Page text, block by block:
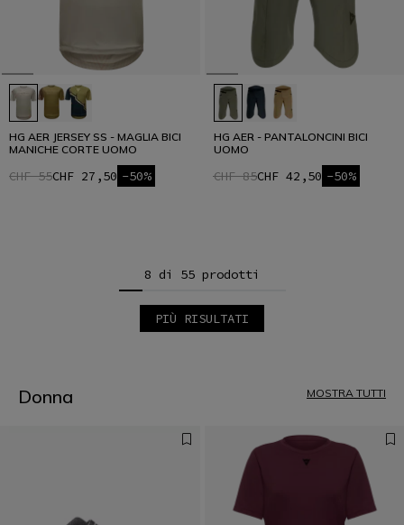
HG AER JERSEY SS - MAGLIA BICI
MANICHE CORTE UOMO
CHF 55CHF 27,50 -50%
HG AER - PANTALONCINI BICI
UOMO
CHF 85CHF 42,50 -50%
8 di 55 prodotti
PIÙ RISULTATI
6
Donna MOSTRA TUTTI